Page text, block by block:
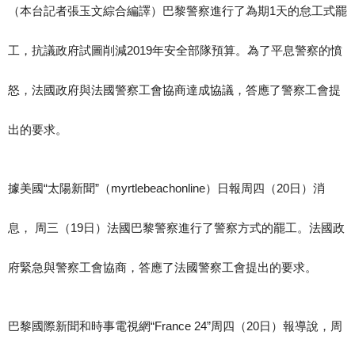
（本台記者張玉文綜合編譯） 巴黎警察進行了為期1天的怠工式罷
工，抗議政府試圖削減2019年安全部隊預算。為了平息警察的憤
怒，法國政府與法國警察工會協商達成協議，答應了警察工會提
出的要求。
據美國“太陽新聞”（myrtlebeachonline）日報周四（20日）消
息， 周三（19日）法國巴黎警察進行了警察方式的罷工。法國政
府緊急與警察工會協商，答應了法國警察工會提出的要求。
巴黎國際新聞和時事電視網“France 24”周四（20日）報導說，周